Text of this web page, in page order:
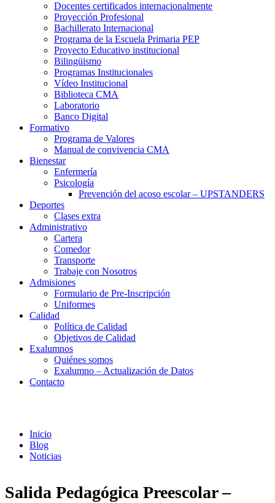
Docentes certificados internacionalmente
Proyección Profesional
Bachillerato Internacional
Programa de la Escuela Primaria PEP
Proyecto Educativo institucional
Bilingüismo
Programas Institucionales
Vídeo Institucional
Biblioteca CMA
Laboratorio
Banco Digital
Formativo
Programa de Valores
Manual de convivencia CMA
Bienestar
Enfermería
Psicología
Prevención del acoso escolar – UPSTANDERS
Deportes
Clases extra
Administrativo
Cartera
Comedor
Transporte
Trabaje con Nosotros
Admisiones
Formulario de Pre-Inscripción
Uniformes
Calidad
Política de Calidad
Objetivos de Calidad
Exalumnos
Quiénes somos
Exalumno – Actualización de Datos
Contacto
Inicio
Blog
Noticias
Salida Pedagógica Preescolar –